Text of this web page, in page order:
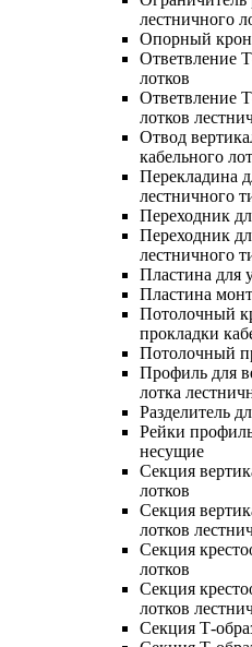
лестничного
Опорный
Ответвление
лотков
Ответвление
лотков
Отвод
кабельного
Перекладина
лестничного
Переходник
Переходник
лестничного
Пластина для
Пластина
Потолочный
прокладки
Потолочный
Профиль для
лотка
Разделитель
Рейки
несущие
Секция
лотков
Секция
лотков
Секция
лотков
Секция
лотков
Секция Т-